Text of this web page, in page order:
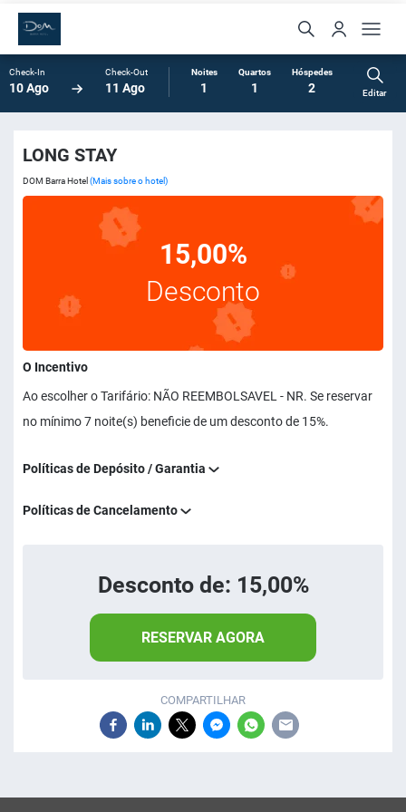
Check-In
10 Ago
Check-Out
11 Ago
Noites
1
Quartos
1
Hóspedes
2 Editar
LONG STAY
DOM Barra Hotel (Mais sobre o hotel)
15,00%
Desconto
O Incentivo
Ao escolher o Tarifário: NÃO REEMBOLSAVEL - NR. Se reservar
no mínimo 7 noite(s) beneficie de um desconto de 15%.
Políticas de Depósito / Garantia
Políticas de Cancelamento
Desconto de: 15,00%
RESERVAR AGORA
COMPARTILHAR